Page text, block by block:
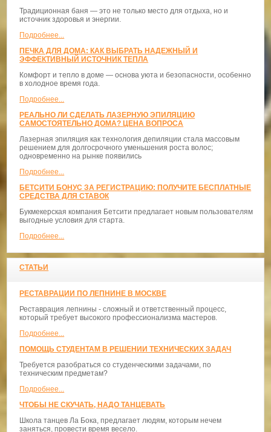
Традиционная баня — это не только место для отдыха, но и
источник здоровья и энергии.
Подробнее...
ПЕЧКА ДЛЯ ДОМА: КАК ВЫБРАТЬ НАДЕЖНЫЙ И
ЭФФЕКТИВНЫЙ ИСТОЧНИК ТЕПЛА
Комфорт и тепло в доме — основа уюта и безопасности, особенно
в холодное время года.
Подробнее...
РЕАЛЬНО ЛИ СДЕЛАТЬ ЛАЗЕРНУЮ ЭПИЛЯЦИЮ
САМОСТОЯТЕЛЬНО ДОМА? ЦЕНА ВОПРОСА
Лазерная эпиляция как технология депиляции стала массовым
решением для долгосрочного уменьшения роста волос;
одновременно на рынке появились
Подробнее...
БЕТСИТИ БОНУС ЗА РЕГИСТРАЦИЮ: ПОЛУЧИТЕ БЕСПЛАТНЫЕ
СРЕДСТВА ДЛЯ СТАВОК
Букмекерская компания Бетсити предлагает новым пользователям
выгодные условия для старта.
Подробнее...
СТАТЬИ
РЕСТАВРАЦИИ ПО ЛЕПНИНЕ В МОСКВЕ
Реставрация лепнины - сложный и ответственный процесс,
который требует высокого профессионализма мастеров.
Подробнее...
ПОМОЩЬ СТУДЕНТАМ В РЕШЕНИИ ТЕХНИЧЕСКИХ ЗАДАЧ
Требуется разобраться со студенческими задачами, по
техническим предметам?
Подробнее...
ЧТОБЫ НЕ СКУЧАТЬ, НАДО ТАНЦЕВАТЬ
​Школа танцев Ла Бока, предлагает людям, которым нечем
заняться, провести время весело.